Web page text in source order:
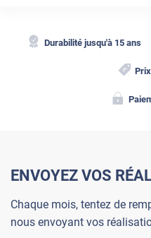
Durabilité jusqu'à 15 ans
ENVOYEZ VOS
Chaque mois, tentez de
nous envoyant vos